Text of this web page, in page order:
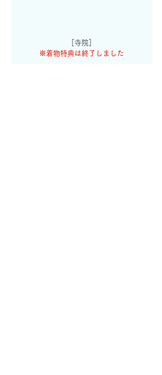
［寺院］
※着物特典は終了しました